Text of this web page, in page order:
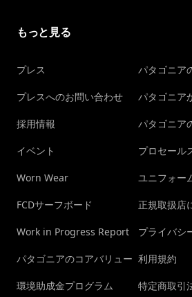
もっと見る
プレス
プレスへのお問い合わせ
採用情報
イベント
Worn Wear
FCDサーフボード
Work in Progress Report
パタゴニアのコアバリュー
環境助成金プログラム
パタゴニア
パタゴニア
パタゴニア
プロセール
ユニフォー
正規取扱店
プライバシ
利用規約
特定商取引